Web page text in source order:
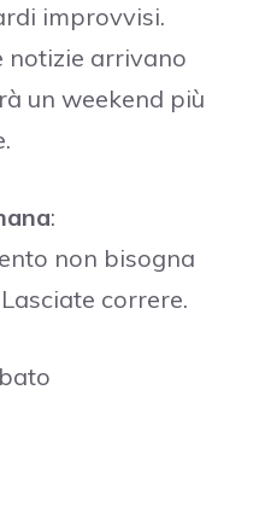
improvvisi.
notizie arrivano
un weekend più
:
non bisogna
correre.